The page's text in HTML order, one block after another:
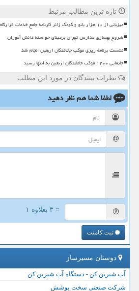
تازه ترین مطالب مرتبط
میزبانی از ۱۰ هزار بانو و کودک زائر کارنامه جامع خدمات قرارگاه زینبیه
شروع بهسازی مدارس تهران برمبنای خواسته دانش آموزان
نشست برنامه ریزی موکب جاماندگان اربعین انجام شد
جانمایی ۱۲۰۰ موکب جاماندگان اربعین به انتها رسید
نظرات بینندگان در مورد این مطلب
لطفا شما همنظر دهید
= ۳ بعلاوه ۱
ثبت کامنت
دوستان مسیرساز
آب شیرین کن - دستگاه آب شیرین کن
شرکت صنعتی سخت پوشش